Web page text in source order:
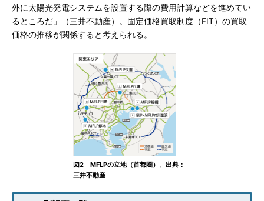
外に太陽光発電システムを設置する際の費用計算などを進めてい
るところだ」（三井不動産）。固定価格買取制度（FIT）の買取
価格の推移が関係すると考えられる。
図2 MFLPの立地（首都圏）。出典：
三井不動産